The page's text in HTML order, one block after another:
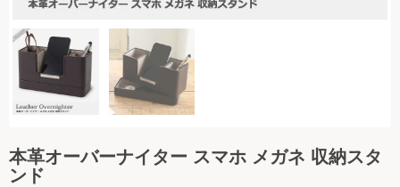
よくある質問
お問い合わせ
本革オーバーナイター スマホ メガネ 収納スタ
ンド